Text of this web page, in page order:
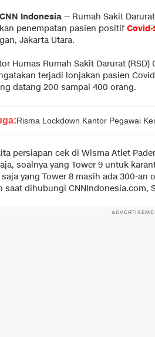
Indonesia -- Rumah Sakit
penempatan pasien positif Covid-
Jakarta Utara.
Humas Rumah Sakit Darurat
terjadi lonjakan pasien
datang 200 sampai 400 orang.
Risma Lockdown Kantor Pegawai
persiapan cek di Wisma Atlet
soalnya yang Tower 9 untuk
yang Tower 8 masih ada 300-
saat dihubungi CNNIndonesia.com,